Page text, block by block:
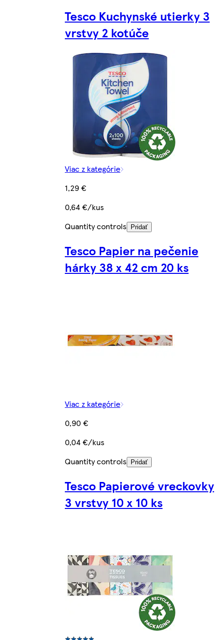
Tesco Kuchynské utierky 3
vrstvy 2 kotúče
Viac z kategórie
1,29 €
0,64 €/kus
Quantity controls
Pridať
Tesco Papier na pečenie
hárky 38 x 42 cm 20 ks
Viac z kategórie
0,90 €
0,04 €/kus
Quantity controls
Pridať
Tesco Papierové vreckovky
3 vrstvy 10 x 10 ks